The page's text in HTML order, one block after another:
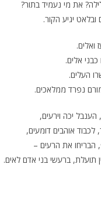
את מי נעמיד בתור?
יגיע הקור.
ואלים.
כבני אלים.
העלים.
נפרד ממלאכים.
יכה וירעים,
לכבוד אוהבים דומעים,
הבריחו את הרעים –
תועלת, ברעשי בני אדם לאים.